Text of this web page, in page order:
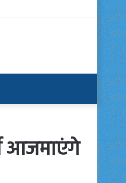
आजमाएंगे